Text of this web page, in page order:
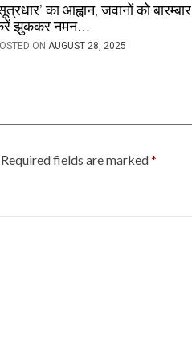
का आह्वान, जवानों को बारम्बार
झुककर नमन…
ON AUGUST 28, 2025
Required fields are marked*